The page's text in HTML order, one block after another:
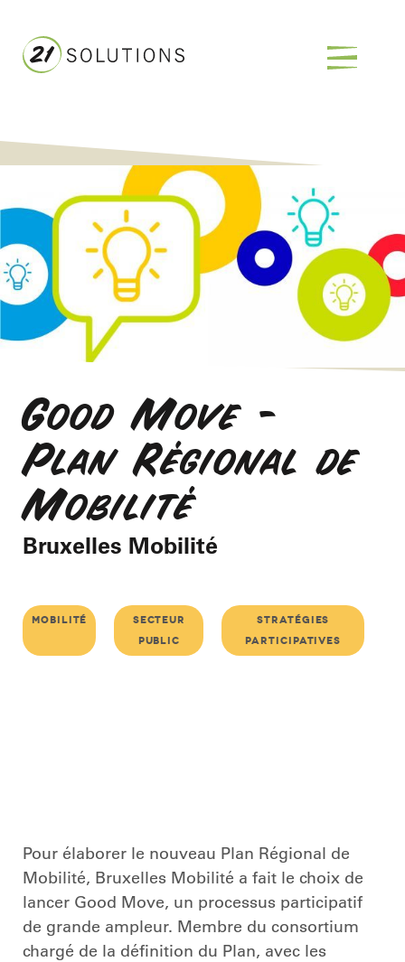
Good Move -
Plan Régional de
Mobilité
Bruxelles Mobilité
mobilité
secteur
public
stratégies
participatives
Pour élaborer le nouveau Plan Régional de
Mobilité, Bruxelles Mobilité a fait le choix de
lancer Good Move, un processus participatif
de grande ampleur. Membre du consortium
chargé de la définition du Plan, avec les